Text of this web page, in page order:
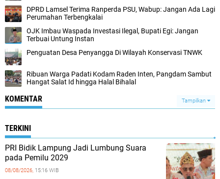
DPRD Lamsel Terima Ranperda PSU, Wabup: Jangan Ada Lagi
Perumahan Terbengkalai
OJK Imbau Waspada Investasi Ilegal, Bupati Egi: Jangan
Terbuai Untung Instan
Penguatan Desa Penyangga Di Wilayah Konservasi TNWK
Ribuan Warga Padati Kodam Raden Inten, Pangdam Sambut
Hangat Salat Id hingga Halal Bihalal
KOMENTAR Tampilkan
TERKINI
PRI Bidik Lampung Jadi Lumbung Suara
pada Pemilu 2029
08/08/2026, 15:16 WIB